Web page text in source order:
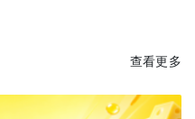
查看更多